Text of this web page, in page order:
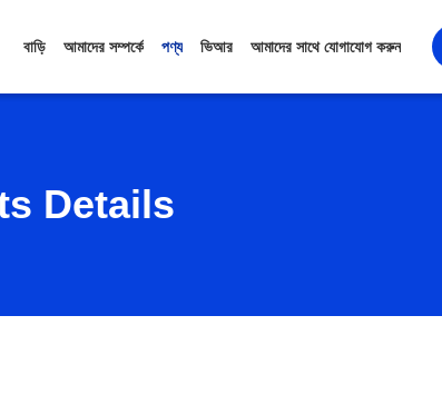
বাড়ি আমাদের সম্পর্কে পণ্য ভিআর আমাদের সাথে যোগাযোগ করুন
Details